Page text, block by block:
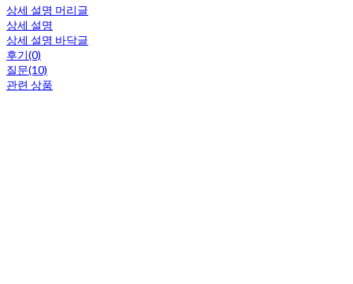
상세 설명 머리글
상세 설명
상세 설명 바닥글
후기(0)
질문(10)
관련 상품